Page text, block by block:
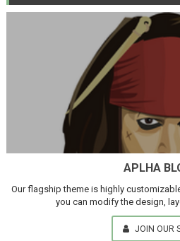
APLHA
Our flagship theme is highly
you can modify the design,
JOIN OUR